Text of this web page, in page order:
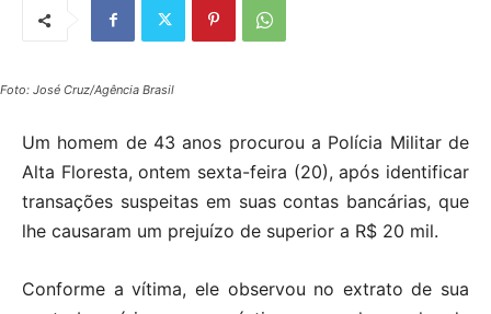
Foto: José Cruz/Agência Brasil
Um homem de 43 anos procurou a Polícia Militar de
Alta Floresta, ontem sexta-feira (20), após identificar
transações suspeitas em suas contas bancárias, que
lhe causaram um prejuízo de superior a R$ 20 mil.
Conforme a vítima, ele observou no extrato de sua